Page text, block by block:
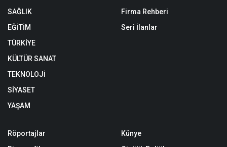
SAĞLIK
EĞİTİM
TÜRKİYE
KÜLTÜR SANAT
TEKNOLOJİ
SİYASET
YAŞAM
Firma Rehberi
Seri İlanlar
Röportajlar
Künye